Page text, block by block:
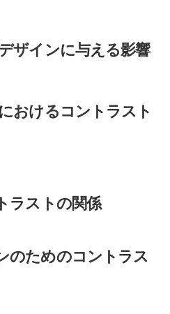
ザインに与える影響
おけるコントラスト
ラストの関係
のためのコントラス